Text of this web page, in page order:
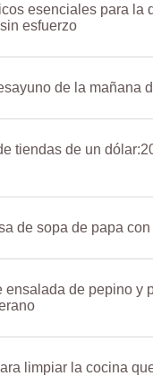
esenciales para la
esfuerzo
de la mañana
tiendas de un
de sopa de papa
ensalada de pepino y
limpiar la cocina